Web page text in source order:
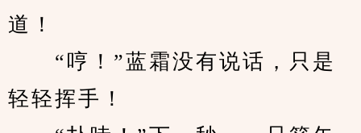
道！
“哼！”蓝霜没有说话，只是
轻轻挥手！